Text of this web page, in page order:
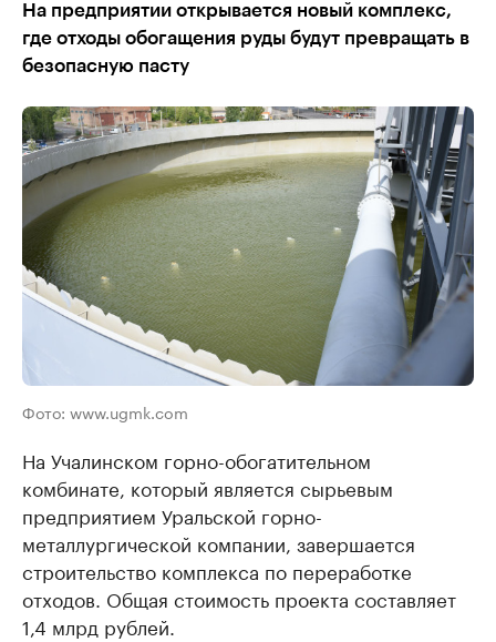
На предприятии открывается новый комплекс,
где отходы обогащения руды будут превращать в
безопасную пасту
Фото: www.ugmk.com
На Учалинском горно-обогатительном
комбинате, который является сырьевым
предприятием Уральской горно-
металлургической компании, завершается
строительство комплекса по переработке
отходов. Общая стоимость проекта составляет
1,4 млрд рублей.